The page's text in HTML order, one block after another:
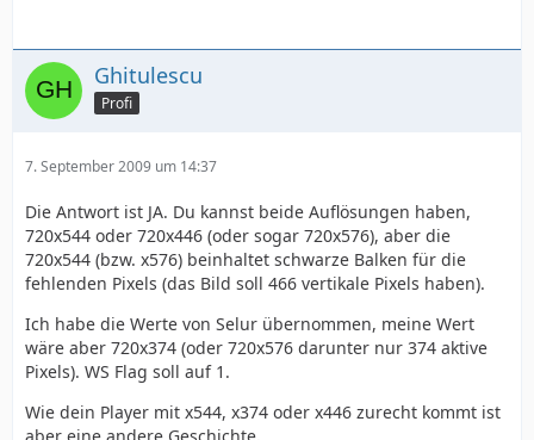
Ghitulescu
Profi
7. September 2009 um 14:37
Die Antwort ist JA. Du kannst beide Auflösungen haben,
720x544 oder 720x446 (oder sogar 720x576), aber die
720x544 (bzw. x576) beinhaltet schwarze Balken für die
fehlenden Pixels (das Bild soll 466 vertikale Pixels haben).
Ich habe die Werte von Selur übernommen, meine Wert
wäre aber 720x374 (oder 720x576 darunter nur 374 aktive
Pixels). WS Flag soll auf 1.
Wie dein Player mit x544, x374 oder x446 zurecht kommt ist